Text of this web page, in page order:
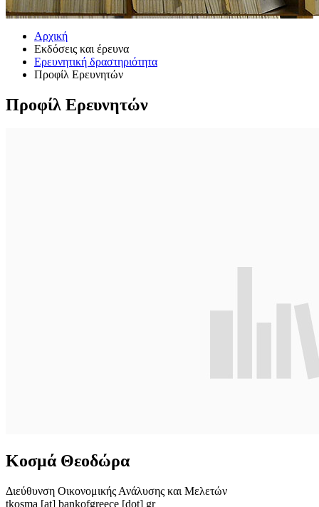
Αρχική
Εκδόσεις και έρευνα
Ερευνητική δραστηριότητα
Προφίλ Ερευνητών
Προφίλ Ερευνητών
Κοσμά Θεοδώρα
Διεύθυνση Οικονομικής Ανάλυσης και Μελετών
tkosma [at] bankofgreece [dot] gr